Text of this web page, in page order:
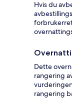
Hvis du
Dette
rangering
rangering